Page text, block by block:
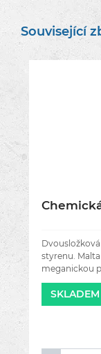
Související
styrenu.
meganickou
prostorách.
SKLADEM